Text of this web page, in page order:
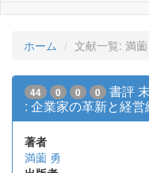
ホーム 文献一覧: 満
44 0 0 0
書評
: 企業家の革新と経営
著者
満薗 勇